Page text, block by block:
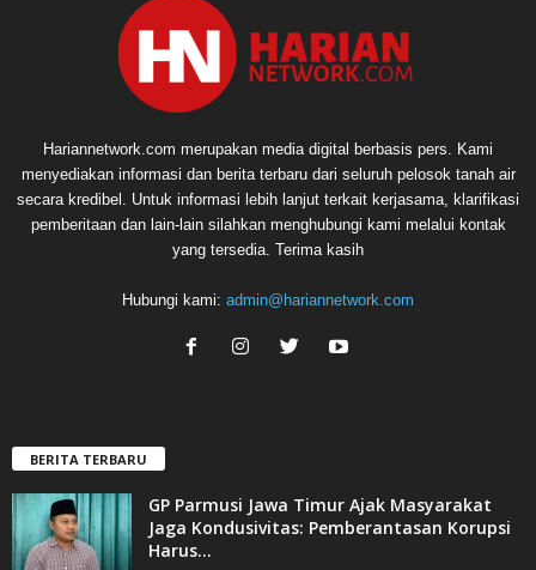
Hariannetwork.com merupakan media digital berbasis pers. Kami
menyediakan informasi dan berita terbaru dari seluruh pelosok tanah air
secara kredibel. Untuk informasi lebih lanjut terkait kerjasama, klarifikasi
pemberitaan dan lain-lain silahkan menghubungi kami melalui kontak
yang tersedia. Terima kasih
Hubungi kami: admin@hariannetwork.com
BERITA TERBARU
GP Parmusi Jawa Timur Ajak Masyarakat
Jaga Kondusivitas: Pemberantasan Korupsi
Harus...